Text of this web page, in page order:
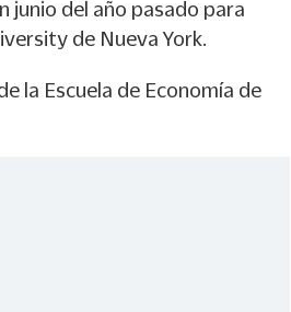
junio del año pasado para
de Nueva York.
la Escuela de Economía de